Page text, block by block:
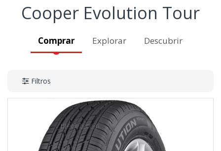
Cooper Evolution Tour
Comprar Explorar Descubrir
Filtros